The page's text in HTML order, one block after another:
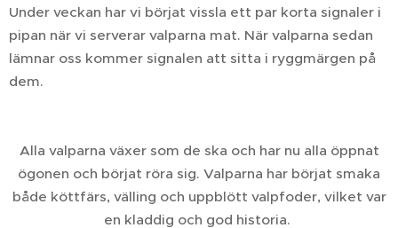
Under veckan har vi börjat vissla ett par korta signaler i
pipan när vi serverar valparna mat. När valparna sedan
lämnar oss kommer signalen att sitta i ryggmärgen på
dem.
Alla valparna växer som de ska och har nu alla öppnat
ögonen och börjat röra sig. Valparna har börjat smaka
både köttfärs, välling och uppblött valpfoder, vilket var
en kladdig och god historia.